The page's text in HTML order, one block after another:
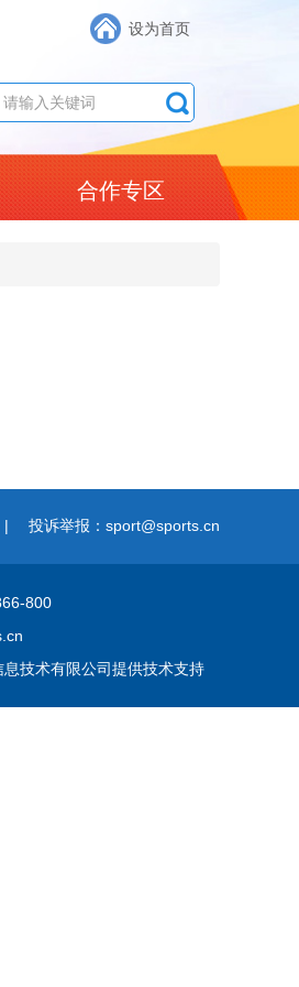
设为首页
合作专区
投诉举报：sport@sports.cn
800
技术有限公司提供技术支持